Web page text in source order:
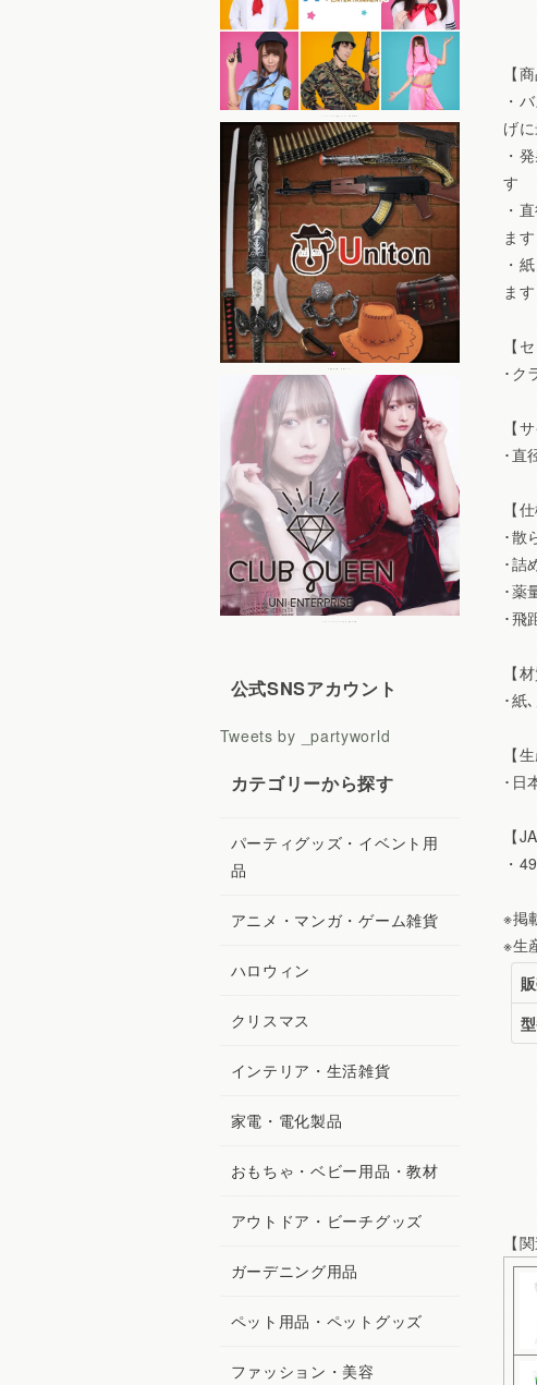
【
・
げ
・
す
・
ます
・
ます
【
･ク
【
･直
【
･散
･詰
･薬
･飛
【
･紙
【
･日
【
・
※掲
※生
【
公式SNSアカウント
Tweets by _partyworld
カテゴリーから探す
パーティグッズ・イベント用
品
アニメ・マンガ・ゲーム雑貨
ハロウィン
クリスマス
インテリア・生活雑貨
家電・電化製品
おもちゃ・ベビー用品・教材
アウトドア・ビーチグッズ
ガーデニング用品
ペット用品・ペットグッズ
ファッション・美容